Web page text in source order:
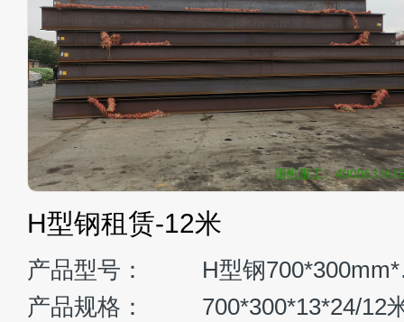
m³
日立ZX450-690打
产品品牌、型号： 日立
臂长：
21米